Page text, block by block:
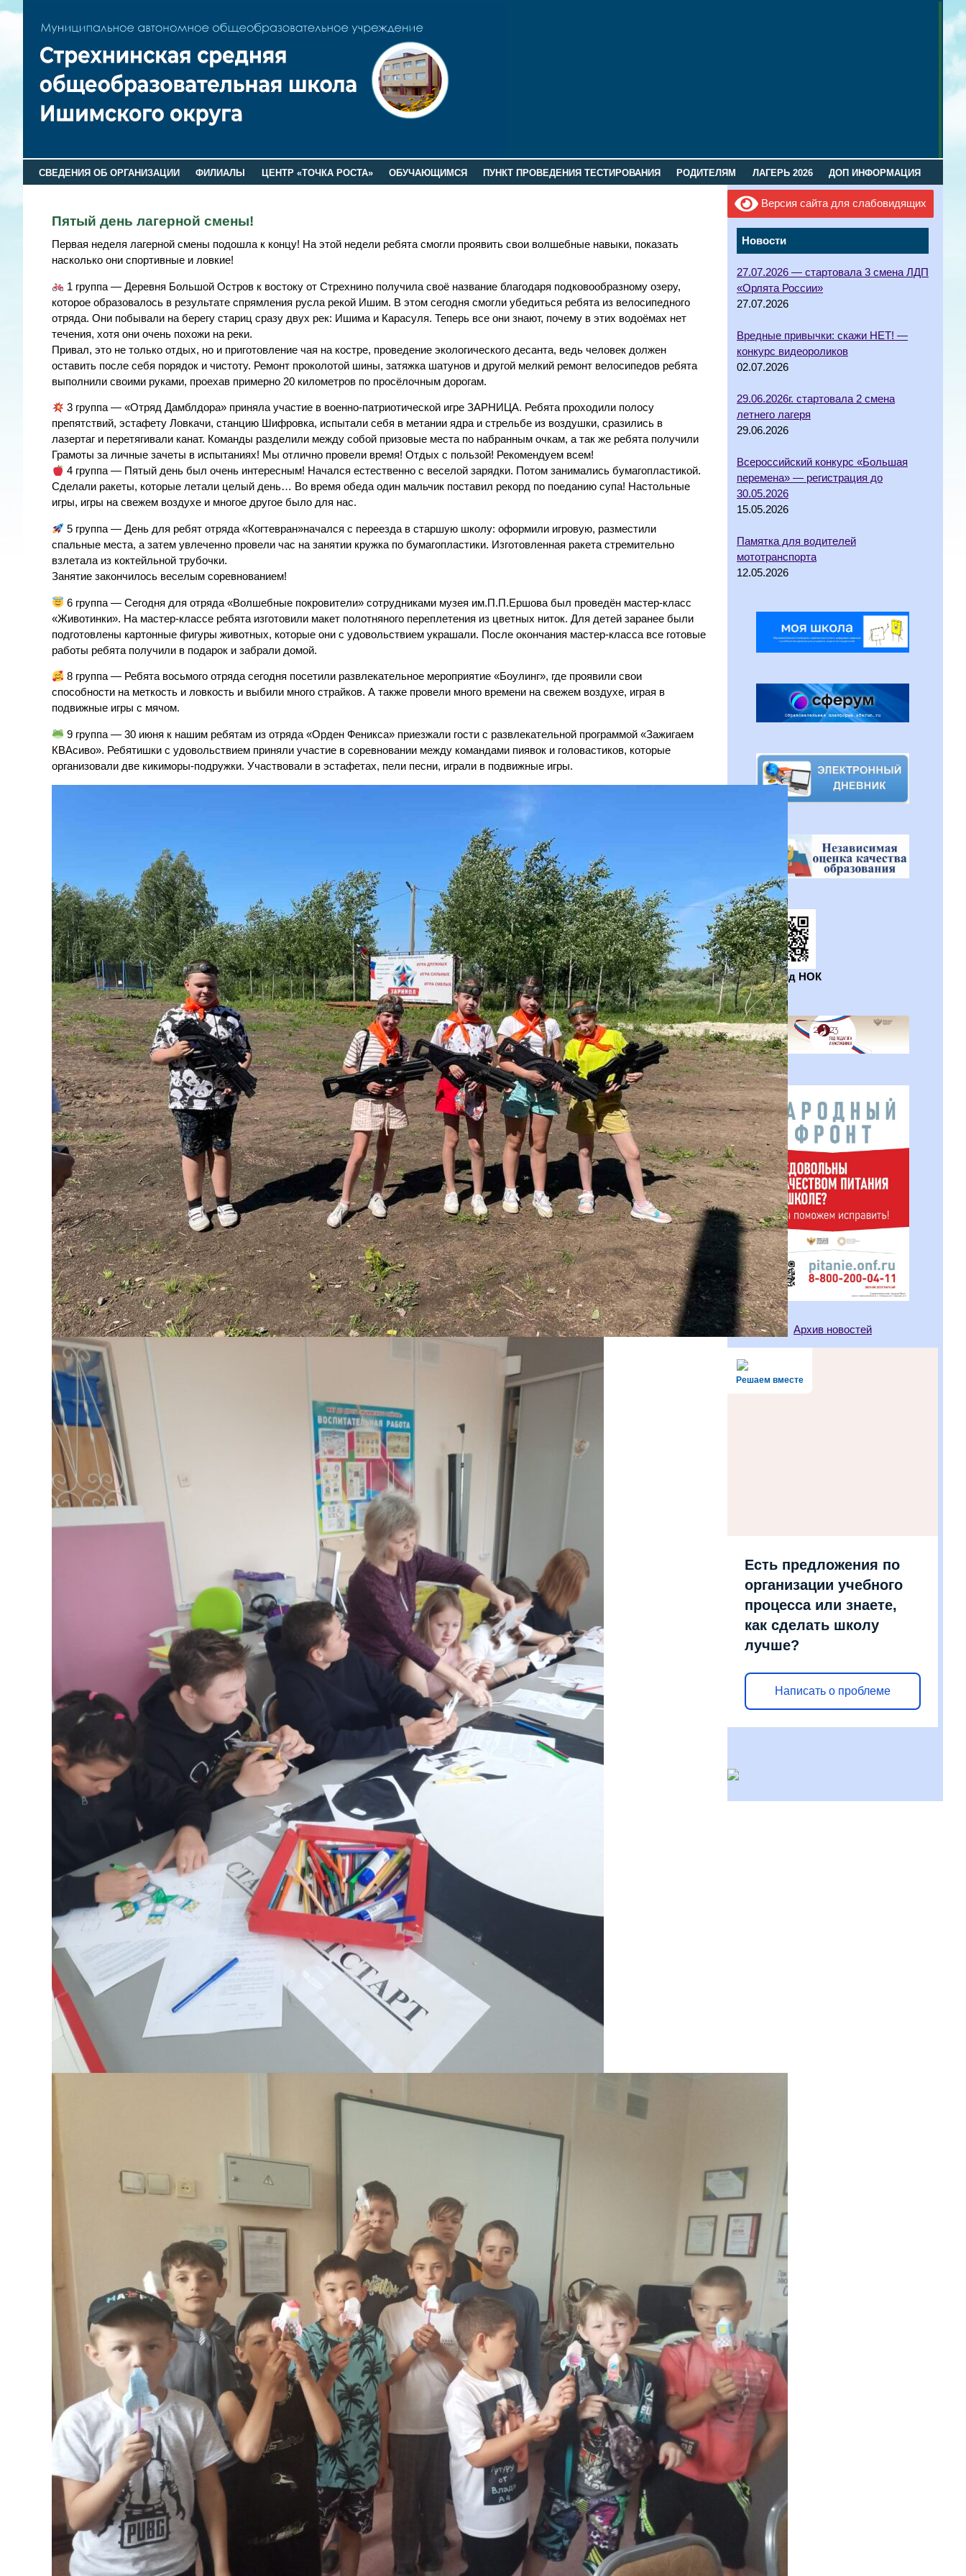
СВЕДЕНИЯ ОБ ОРГАНИЗАЦИИ ФИЛИАЛЫ ЦЕНТР «ТОЧКА РОСТА» ОБУЧАЮЩИМСЯ ПУНКТ ПРОВЕДЕНИЯ ТЕСТИРОВАНИЯ РОДИТЕЛЯМ ЛАГЕРЬ 2026 ДОП ИНФОРМАЦИЯ
Версия сайта для слабовидящих
Новости
27.07.2026 — стартовала 3 смена ЛДП
«Орлята России»
27.07.2026
Вредные привычки: скажи НЕТ! —
конкурс видеороликов
02.07.2026
29.06.2026г. стартовала 2 смена
летнего лагеря
29.06.2026
Всероссийский конкурс «Большая
перемена» — регистрация до
30.05.2026
15.05.2026
Памятка для водителей
мототранспорта
12.05.2026
QR-код НОК
Архив новостей
Решаем вместе
Есть предложения по
организации учебного
процесса или знаете,
как сделать школу
лучше?
Написать о проблеме
Пятый день лагерной смены!
Первая неделя лагерной смены подошла к концу! На этой недели ребята смогли проявить свои волшебные навыки, показать
насколько они спортивные и ловкие!
1 группа — Деревня Большой Остров к востоку от Стрехнино получила своё название благодаря подковообразному озеру,
которое образовалось в результате спрямления русла рекой Ишим. В этом сегодня смогли убедиться ребята из велосипедного
отряда. Они побывали на берегу стариц сразу двух рек: Ишима и Карасуля. Теперь все они знают, почему в этих водоёмах нет
течения, хотя они очень похожи на реки.
Привал, это не только отдых, но и приготовление чая на костре, проведение экологического десанта, ведь человек должен
оставить после себя порядок и чистоту. Ремонт проколотой шины, затяжка шатунов и другой мелкий ремонт велосипедов ребята
выполнили своими руками, проехав примерно 20 километров по просёлочным дорогам.
3 группа — «Отряд Дамблдора» приняла участие в военно-патриотической игре ЗАРНИЦА. Ребята проходили полосу
препятствий, эстафету Ловкачи, станцию Шифровка, испытали себя в метании ядра и стрельбе из воздушки, сразились в
лазертаг и перетягивали канат. Команды разделили между собой призовые места по набранным очкам, а так же ребята получили
Грамоты за личные зачеты в испытаниях! Мы отлично провели время! Отдых с пользой! Рекомендуем всем!
4 группа — Пятый день был очень интересным! Начался естественно с веселой зарядки. Потом занимались бумагопластикой.
Сделали ракеты, которые летали целый день… Во время обеда один мальчик поставил рекорд по поеданию супа! Настольные
игры, игры на свежем воздухе и многое другое было для нас.
5 группа — День для ребят отряда «Когтевран»начался с переезда в старшую школу: оформили игровую, разместили
спальные места, а затем увлеченно провели час на занятии кружка по бумагопластики. Изготовленная ракета стремительно
взлетала из коктейльной трубочки.
Занятие закончилось веселым соревнованием!
6 группа — Сегодня для отряда «Волшебные покровители» сотрудниками музея им.П.П.Ершова был проведён мастер-класс
«Животинки». На мастер-классе ребята изготовили макет полотняного переплетения из цветных ниток. Для детей заранее были
подготовлены картонные фигуры животных, которые они с удовольствием украшали. После окончания мастер-класса все готовые
работы ребята получили в подарок и забрали домой.
8 группа — Ребята восьмого отряда сегодня посетили развлекательное мероприятие «Боулинг», где проявили свои
способности на меткость и ловкость и выбили много страйков. А также провели много времени на свежем воздухе, играя в
подвижные игры с мячом.
9 группа — 30 июня к нашим ребятам из отряда «Орден Феникса» приезжали гости с развлекательной программой «Зажигаем
КВАсиво». Ребятишки с удовольствием приняли участие в соревновании между командами пиявок и головастиков, которые
организовали две кикиморы-подружки. Участвовали в эстафетах, пели песни, играли в подвижные игры.